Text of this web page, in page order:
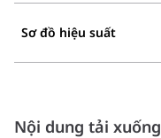
Sơ đồ hiệu suất
Nội dung tải xuống